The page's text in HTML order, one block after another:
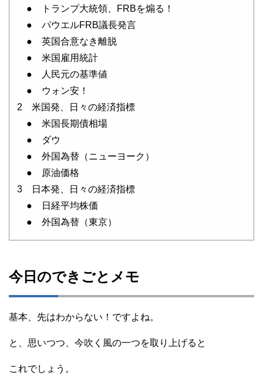
● トランプ大統領、FRBを煽る！
● パウエルFRB議長発言
● 英国合意なき離脱
● 米国雇用統計
● 人民元の基準値
● ウォン安！
2 米国発、日々の経済指標
● 米国長期債相場
● ダウ
● 外国為替（ニューヨーク）
● 原油価格
3 日本発、日々の経済指標
● 日経平均株価
● 外国為替（東京）
今日のできごとメモ
基本、先はわからない！ですよね。
と、思いつつ、今吹く風の一つを取り上げると
これでしょう。